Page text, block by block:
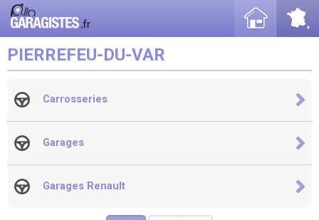
PIERREFEU-DU-VAR
Carrosseries
Garages
Garages Renault